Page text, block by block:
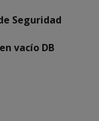
Seguridad
vacío DB